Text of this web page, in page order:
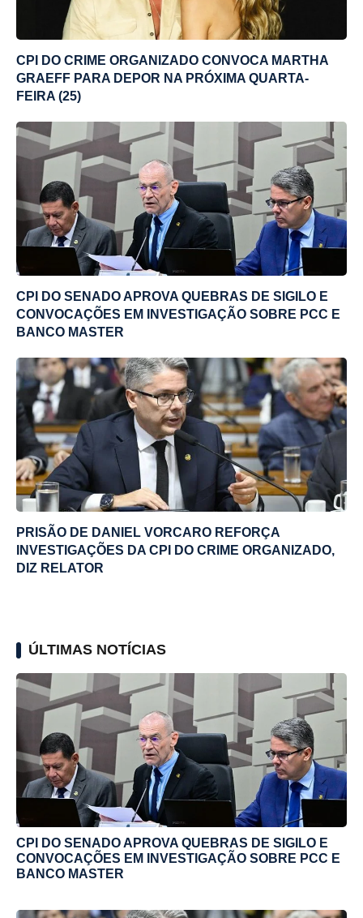
CPI DO CRIME ORGANIZADO CONVOCA MARTHA
GRAEFF PARA DEPOR NA PRÓXIMA QUARTA-
FEIRA (25)
CPI DO SENADO APROVA QUEBRAS DE SIGILO E
CONVOCAÇÕES EM INVESTIGAÇÃO SOBRE PCC E
BANCO MASTER
PRISÃO DE DANIEL VORCARO REFORÇA
INVESTIGAÇÕES DA CPI DO CRIME ORGANIZADO,
DIZ RELATOR
ÚLTIMAS NOTÍCIAS
CPI DO SENADO APROVA QUEBRAS DE SIGILO E
CONVOCAÇÕES EM INVESTIGAÇÃO SOBRE PCC E
BANCO MASTER